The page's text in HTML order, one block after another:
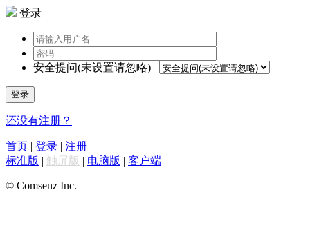
登录
安全提问(未设置请忽略)
登录
还没有注册？
首页 | 登录 | 注册
标准版 | 触屏版 | 电脑版 | 客户端
© Comsenz Inc.